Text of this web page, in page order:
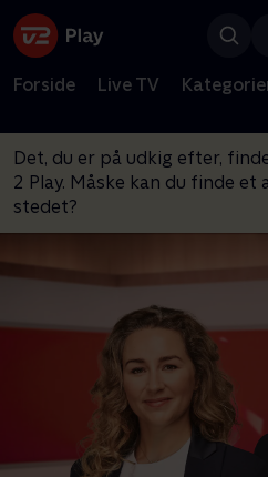
Forside Live TV
Det, du er på udkig efter,
2 Play. Måske kan du finde et
stedet?